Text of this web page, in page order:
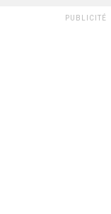
PUBLICITÉ